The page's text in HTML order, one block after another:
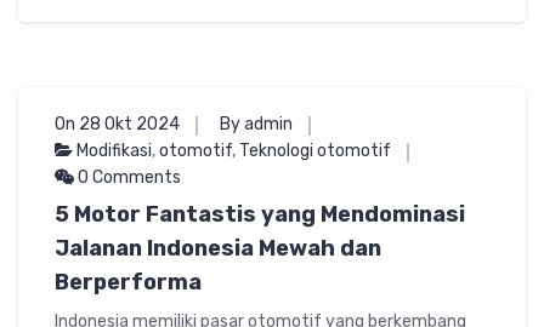
On 28 Okt 2024
By admin
Modifikasi,otomotif, Teknologi otomotif
0 Comments
5 Motor Fantastis yang Mendominasi
Jalanan Indonesia Mewah dan
Berperforma
Indonesia memiliki pasar otomotif yang berkembang